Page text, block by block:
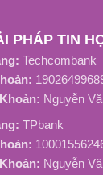
Khoảng
PHÁP TIN
Techcombank
Nguyễn
TPbank
Nguyễn